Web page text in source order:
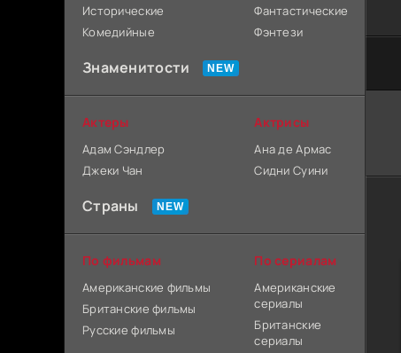
Исторические
Комедийные
Фантастические
Фэнтези
Знаменитости
Актеры
Адам Сэндлер
Джеки Чан
Актрисы
Ана де Армас
Сидни Суини
Страны
По фильмам
Американские фильмы
Британские фильмы
Русские фильмы
По сериалам
Американские
сериалы
Британские
сериалы